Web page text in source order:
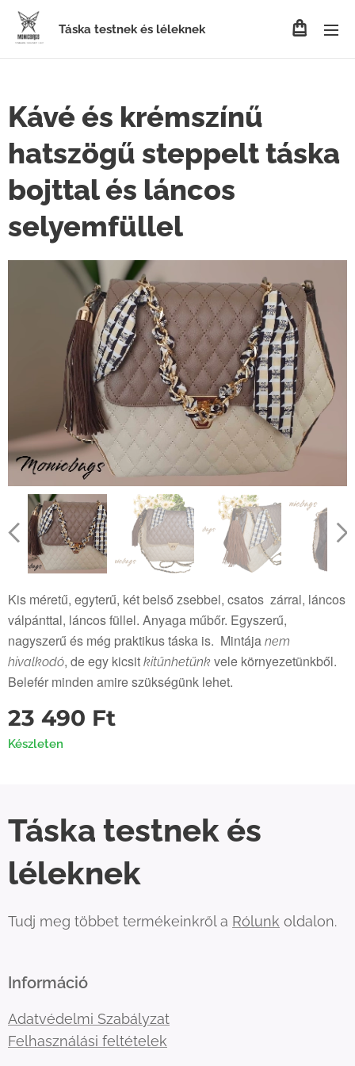
Táska testnek és léleknek
Kávé és krémszínű
hatszögű steppelt táska
bojttal és láncos
selyemfüllel
Kis méretű, egyterű, két belső zsebbel, csatos zárral, láncos
válpánttal, láncos füllel. Anyaga műbőr. Egyszerű,
nagyszerű és még praktikus táska is. Mintája nem
hivalkodó, de egy kicsit kitűnhetünk vele környezetünkből.
Belefér minden amire szükségünk lehet.
23 490 Ft
Készleten
Táska testnek és
léleknek
Tudj meg többet termékeinkről a Rólunk oldalon.
Információ
Adatvédelmi Szabályzat
Felhasználási feltételek